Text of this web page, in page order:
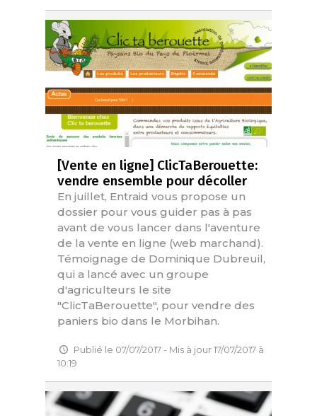
[Vente en ligne] ClicTaBerouette:
vendre ensemble pour décoller
En juillet, Entraid vous propose un
dossier pour vous guider pas à pas
avant de vous lancer dans l'aventure
de la vente en ligne (web marchand).
Témoignage de Dominique Dubreuil,
qui a lancé avec un groupe
d'agriculteurs le site
"ClicTaBerouette", pour vendre des
paniers bio dans le Morbihan.
Publié le 07/07/2017 - Mis à jour 17/07/2017 à
10:19